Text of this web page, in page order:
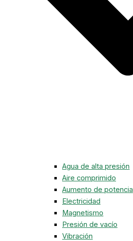
Agua de alta presión
Aire comprimido
Aumento de potencia
Electricidad
Magnetismo
Presión de vacío
Vibración